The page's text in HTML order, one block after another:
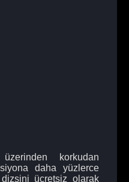
korkudan
daha yüzlerce
ücretsiz olarak